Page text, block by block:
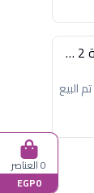
سكينة بلطة 8 بوصة 2 مسمار
0 العناصر
EGP0